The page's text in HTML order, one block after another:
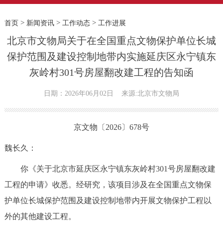
首页> 新闻资讯> 工作动态> 工作进展
北京市文物局关于在全国重点文物保护单位长城
保护范围及建设控制地带内实施延庆区永宁镇东
灰岭村301号房屋翻改建工程的告知函
日期：2026年06月02日 来源:北京市文物局
京文物〔2026〕678号
魏长久：
你《关于北京市延庆区永宁镇东灰岭村301号房屋翻改建
工程的申请》收悉。经研究，该项目涉及在全国重点文物保
护单位长城保护范围及建设控制地带内开展文物保护工程以
外的其他建设工程。